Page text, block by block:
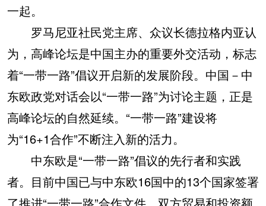
一起。
罗马尼亚社民党主席、众议长德拉格内亚认
为，高峰论坛是中国主办的重要外交活动，标志
着“一带一路”倡议开启新的发展阶段。中国－中
东欧政党对话会以“一带一路”为讨论主题，正是
高峰论坛的自然延续。“一带一路”建设将
为“16+1合作”不断注入新的活力。
中东欧是“一带一路”倡议的先行者和实践
者。目前中国已与中东欧16国中的13个国家签署